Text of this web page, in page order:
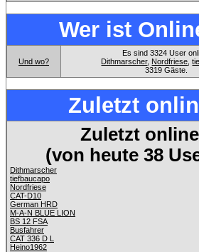
Wer ist
Und wo?
Es sind 3324 User
Dithmarscher, Nordfriese ,
3319 Gäste.
Zuletzt
Zuletzt online
(von heute 38
Dithmarscher
tiefbaucapo
Nordfriese
CAT-D10
German HRD
M-A-N BLUE LION
BS 12 FSA
Busfahrer
CAT 336 D L
Heino1962